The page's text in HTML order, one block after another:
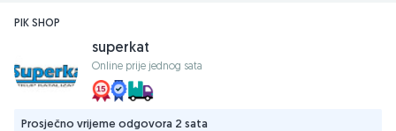
PIK SHOP
superkat
Online prije jednog sata
Prosječno vrijeme odgovora 2 sata